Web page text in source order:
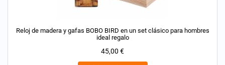
Reloj de madera y gafas BOBO BIRD en un set clásico para hombres
ideal regalo
Precio
45,00 €